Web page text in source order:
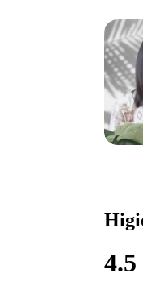
4.5